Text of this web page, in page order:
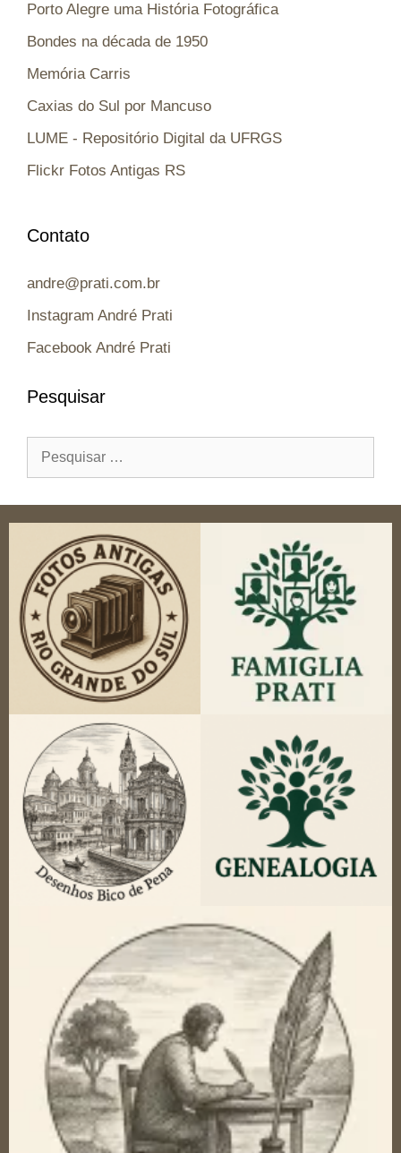
Porto Alegre uma História Fotográfica
Bondes na década de 1950
Memória Carris
Caxias do Sul por Mancuso
LUME - Repositório Digital da UFRGS
Flickr Fotos Antigas RS
Contato
andre@prati.com.br
Instagram André Prati
Facebook André Prati
Pesquisar
por: